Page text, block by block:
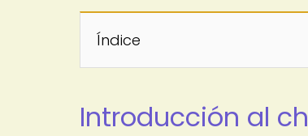
Índice
Introducción al